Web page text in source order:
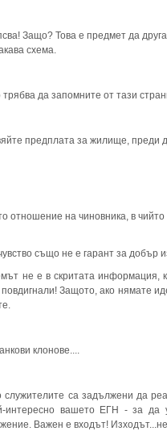
Защо? Това е предмет да
схема.
да запомните от тази
предплата за жилище, преди
на чиновника, в чийто
също не е гарант за добър
в скритата информация,
Защото, ако нямате
клонове....
са задължени да
интересно вашето ЕГН - за да
Важен е входът!